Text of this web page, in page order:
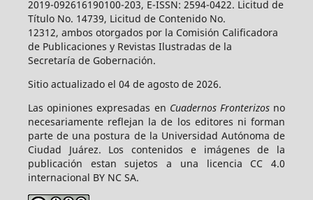
2019-092616190100-203, E-ISSN: 2594-0422. Licitud de
Título No. 14739, Licitud de Contenido No.
12312, ambos otorgados por la Comisión Calificadora
de Publicaciones y Revistas Ilustradas de la
Secretaría de Gobernación.
Sitio actualizado el 04 de agosto de 2026.
Las opiniones expresadas en Cuadernos Fronterizosno
necesariamente reflejan la de los editores ni forman
parte de una postura de la Universidad Autónoma de
Ciudad Juárez. Los contenidos e imágenes de la
publicación estan sujetos a una licencia CC 4.0
internacional BY NC SA.